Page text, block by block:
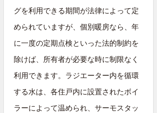
グを利用できる期間が法律によって定
められていますが、個別暖房なら、年
に一度の定期点検といった法的制約を
除けば、所有者が必要な時に制限なく
利用できます。ラジエーター内を循環
する水は、各住戸内に設置されたボイ
ラーによって温められ、サーモスタッ